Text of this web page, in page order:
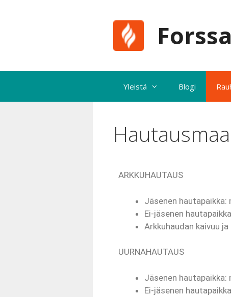
Yleistä Blogi
ARKKUHAUTAUS
Jäsenen hautapaikka:
Ei-jäsenen
Arkkuhaudan kaivuu
UURNAHAUTAUS
Jäsenen hautapaikka:
Ei-jäsenen